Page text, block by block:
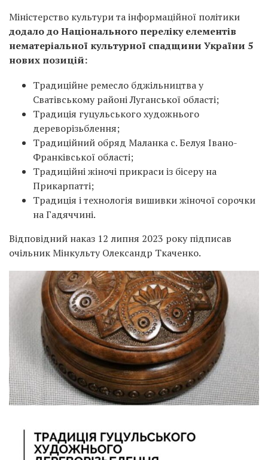
Міністерство культури та інформаційної політики
додало до Національного переліку елементів
нематеріальної культурної спадщини України 5
нових позицій:
Традиційне ремесло бджільництва у
Сватівському районі Луганської області;
Традиція гуцульського художнього
дереворізьблення;
Традиційний обряд Маланка с. Белуя Івано-
Франківської області;
Традиційні жіночі прикраси із бісеру на
Прикарпатті;
Традиція і технологія вишивки жіночої сорочки
на Гадяччині.
Відповідний наказ 12 липня 2023 року підписав
очільник Мінкульту Олександр Ткаченко.